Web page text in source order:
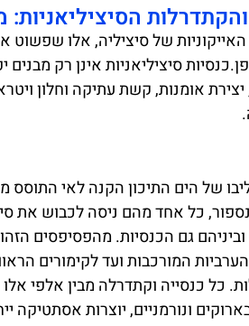
של סיציליה, אלו
סיציליאניות אינן רק
אומנות, קשת עתיקה וחלון
של הים התיכון הקנה לאי
כל אחד מהם ניסה לכבוש את
גם הכנסיות. מהפסיפסים
המורכבות ועד לקימורים
כל כנסייה וקתדרלה מבין אלפי
בארוקים ונורמניים, יוצרות